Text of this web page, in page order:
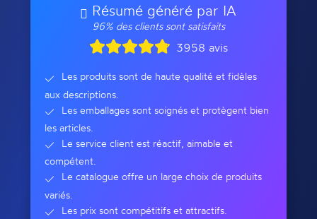
Résumé généré par IA
96% des clients sont satisfaits
3958 avis
Les produits sont de haute qualité et fidèles
aux descriptions.
Les emballages sont soignés et protègent bien
les articles.
Le service client est réactif, aimable et
compétent.
Le catalogue offre un large choix de produits
variés.
Les prix sont compétitifs et attractifs.